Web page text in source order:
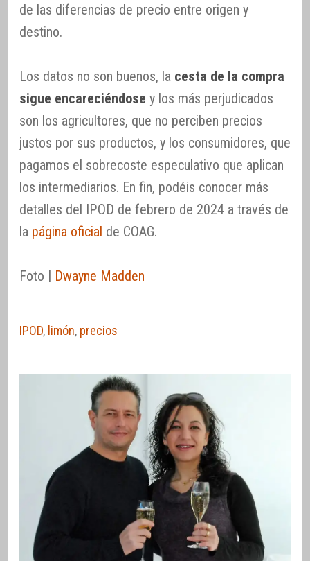
de las diferencias de precio entre origen y
destino.
Los datos no son buenos, la cesta de la compra
sigue encareciéndose y los más perjudicados
son los agricultores, que no perciben precios
justos por sus productos, y los consumidores, que
pagamos el sobrecoste especulativo que aplican
los intermediarios. En fin, podéis conocer más
detalles del IPOD de febrero de 2024 a través de
la página oficial de COAG.
Foto | Dwayne Madden
IPOD, limón, precios